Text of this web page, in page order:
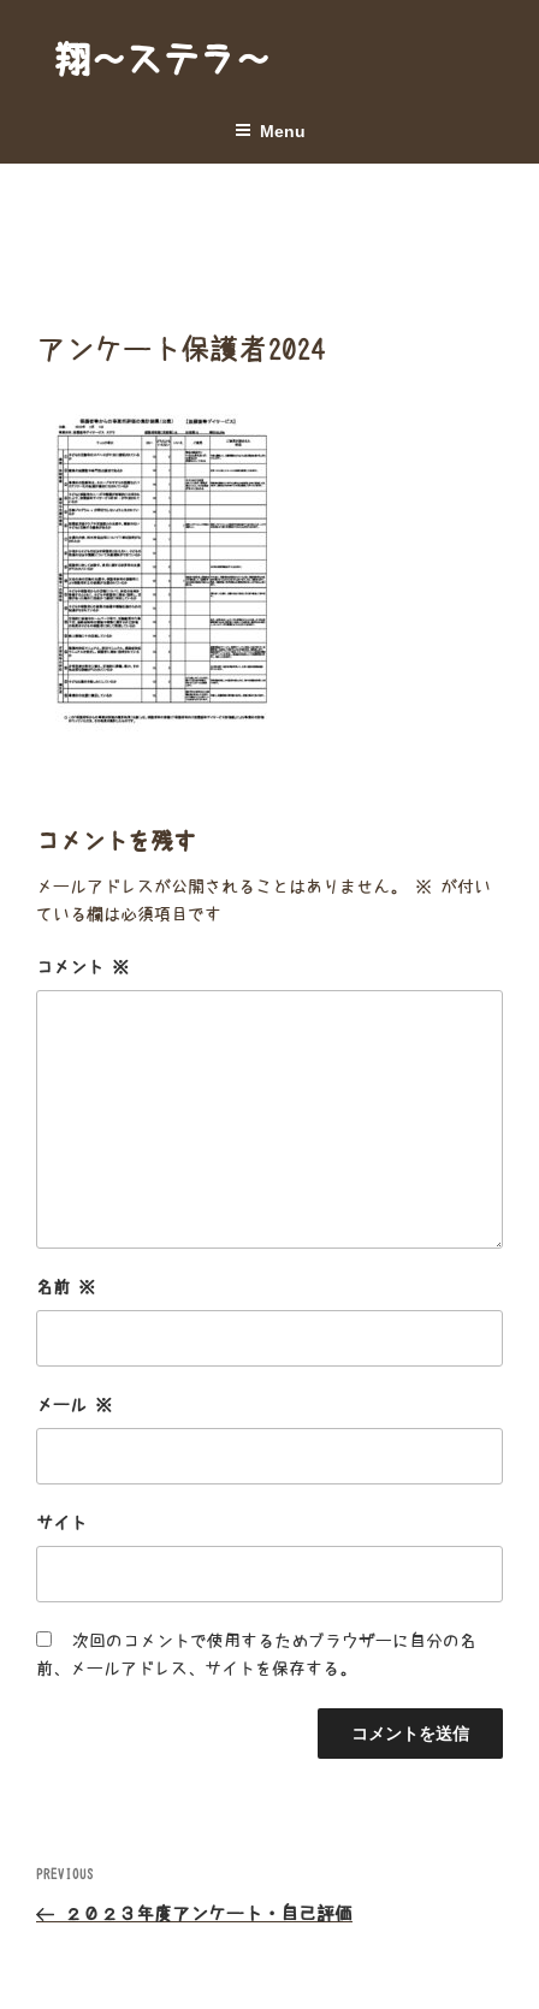
content翔～ステラ～
Menu
アンケート保護者2024
コメントを残す
メールアドレスが公開されることはありません。 ※ が付い
ている欄は必須項目です
コメント ※
名前 ※
メール ※
サイト
次回のコメントで使用するためブラウザーに自分の名
前、メールアドレス、サイトを保存する。
投
稿
Previous
Post
PREVIOUS
２０２３年度アンケート・自己評価